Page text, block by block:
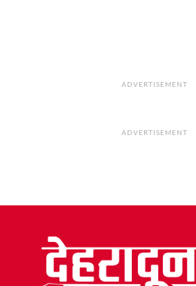
ADVERTISEMENT
ADVERTISEMENT